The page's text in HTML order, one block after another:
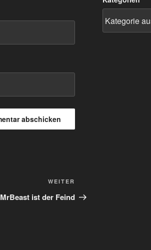
Beitrag
WEITER
MrBeast ist der Feind